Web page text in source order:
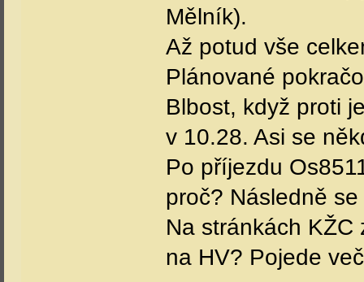
Mělník).
Až potud vše
Plánované
Blbost, když proti
v 10.28. Asi se
Po příjezdu
proč? Následně
Na stránkách
na HV? Pojede